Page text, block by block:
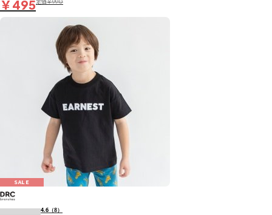
￥495 ￥990
SALE
4.6 （8）